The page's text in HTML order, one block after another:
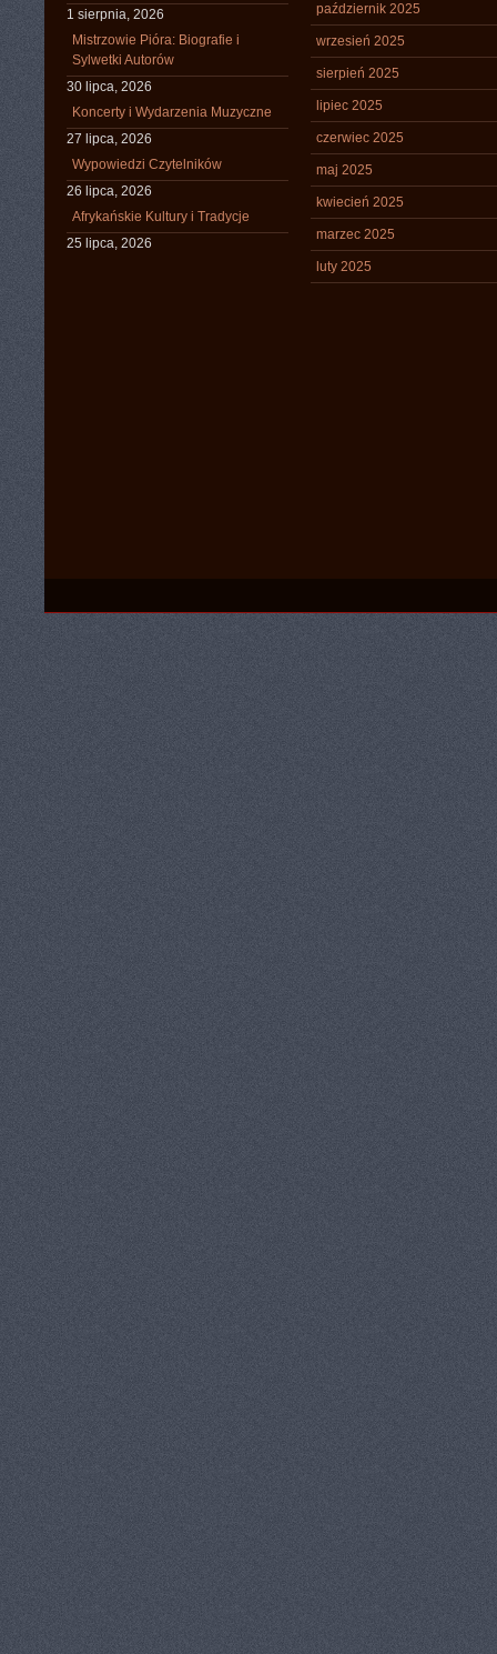
1 sierpnia, 2026
Mistrzowie Pióra: Biografie i
Sylwetki Autorów
30 lipca, 2026
Koncerty i Wydarzenia Muzyczne
27 lipca, 2026
Wypowiedzi Czytelników
26 lipca, 2026
Afrykańskie Kultury i Tradycje
25 lipca, 2026
październik 2025
wrzesień 2025
sierpień 2025
lipiec 2025
czerwiec 2025
maj 2025
kwiecień 2025
marzec 2025
luty 2025